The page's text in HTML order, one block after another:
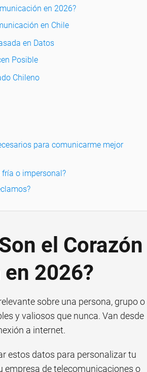
en 2026?
en Chile
en Datos
Posible
Chileno
para comunicarme mejor
o impersonal?
el Corazón
2026?
sobre una persona, grupo o
y valiosos que nunca. Van desde
a internet.
estos datos para personalizar tu
empresa de telecomunicaciones o